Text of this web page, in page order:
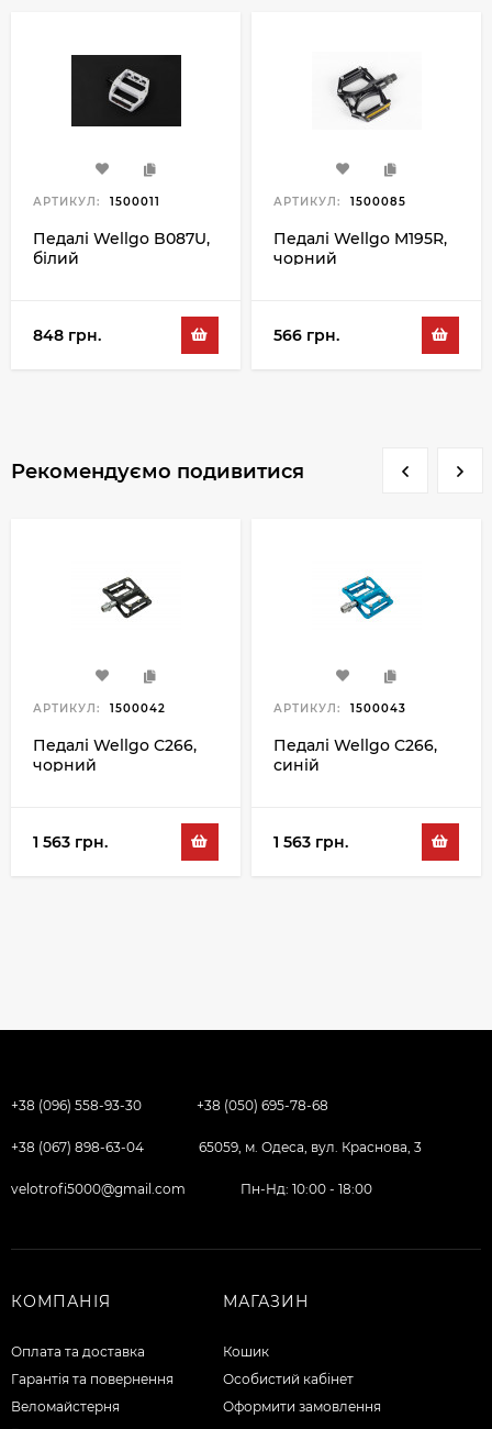
АРТИКУЛ: 1500011
Педалі Wellgo B087U,
білий
848 грн.
АРТИКУЛ: 1500085
Педалі Wellgo M195R,
чорний
566 грн.
Рекомендуємо подивитися
АРТИКУЛ: 1500042
Педалі Wellgo C266,
чорний
1 563 грн.
АРТИКУЛ: 1500043
Педалі Wellgo C266,
синій
1 563 грн.
+38 (096) 558-93-30 +38 (050) 695-78-68
+38 (067) 898-63-04 65059, м. Одеса, вул. Краснова, 3
velotrofi5000@gmail.com Пн-Нд: 10:00 - 18:00
КОМПАНІЯ
Оплата та доставка
Гарантія та повернення
Веломайстерня
МАГАЗИН
Кошик
Особистий кабінет
Оформити замовлення